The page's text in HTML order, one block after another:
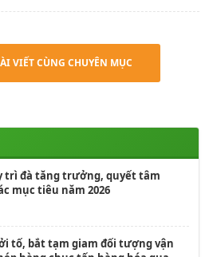
VIẾT CÙNG CHUYÊN MỤC
trì đà tăng trưởng, quyết tâm
mục tiêu năm 2026
tố, bắt tạm giam đối tượng vận